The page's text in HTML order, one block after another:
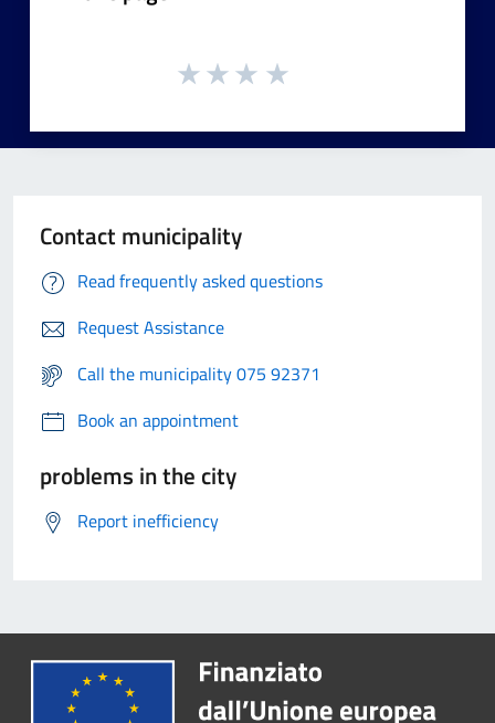
Contact municipality
Read frequently asked questions
Request Assistance
Call the municipality 075 92371
Book an appointment
problems in the city
Report inefficiency